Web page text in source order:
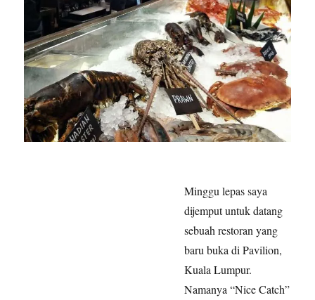
Minggu lepas saya
dijemput untuk datang
sebuah restoran yang
baru buka di Pavilion,
Kuala Lumpur.
Namanya “Nice Catch”